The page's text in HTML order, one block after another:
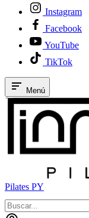
Instagram
Facebook
YouTube
TikTok
Menú
Pilates PY